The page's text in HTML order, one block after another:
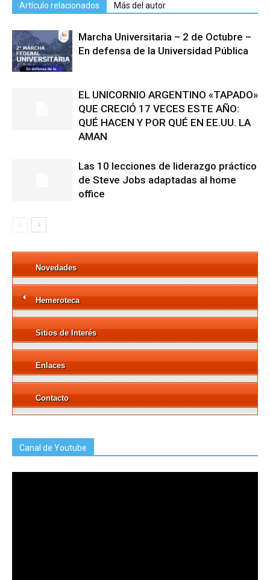
Artículo relacionados Más del autor
Marcha Universitaria – 2 de Octubre –
En defensa de la Universidad Pública
EL UNICORNIO ARGENTINO «TAPADO»
QUE CRECIÓ 17 VECES ESTE AÑO:
QUÉ HACEN Y POR QUÉ EN EE.UU. LA
AMAN
Las 10 lecciones de liderazgo práctico
de Steve Jobs adaptadas al home
office
Novedades
Hemeroteca
Sitios de Interés
Enlaces
Contacto
Canal de Youtube